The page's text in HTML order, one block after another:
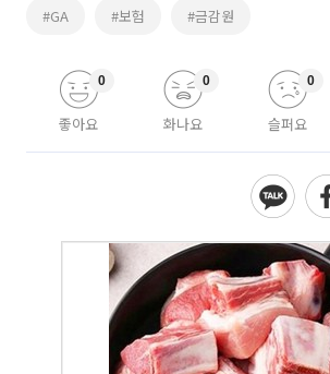
#GA #보험 #금감원
좋아요
0
화나요
0
슬퍼요
0